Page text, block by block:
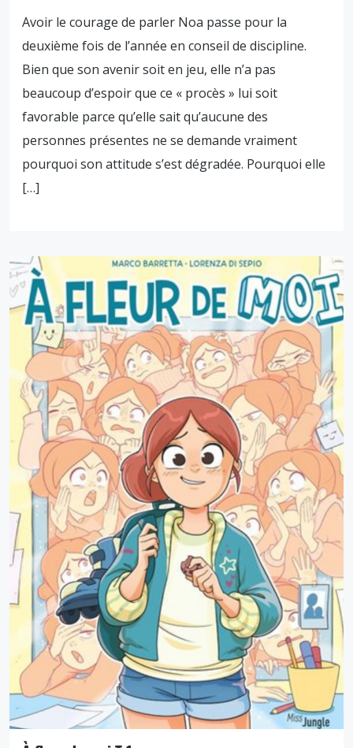
Avoir le courage de parler Noa passe pour la
deuxième fois de l’année en conseil de discipline.
Bien que son avenir soit en jeu, elle n’a pas
beaucoup d’espoir que ce « procès » lui soit
favorable parce qu’elle sait qu’aucune des
personnes présentes ne se demande vraiment
pourquoi son attitude s’est dégradée. Pourquoi elle
[…]